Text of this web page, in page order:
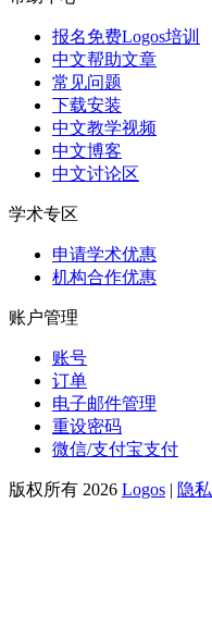
报名免费Logos培训
中文帮助文章
常见问题
下载安装
中文教学视频
中文博客
中文讨论区
学术专区
申请学术优惠
机构合作优惠
账户管理
账号
订单
电子邮件管理
重设密码
微信/支付宝支付
版权所有 2026 Logos | 隐私